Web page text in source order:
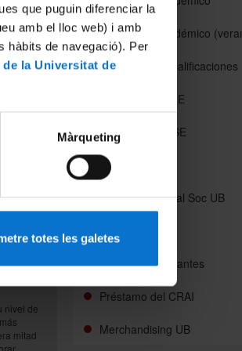
que puguin diferenciar la
amb el lloc web) i amb
hàbits de navegació). Per
la Universitat de
Màrqueting
totes les galetes
la vida
de
de
nivel de
mitad
Calendario académico
Calendario de calificaciones
Calendario DELE
Calendario CCSE
Campus virtual
Espacio personal Soc UB
App SocUB
Portal de estudiantes
Préstamo del CRAI
Merchandising UB